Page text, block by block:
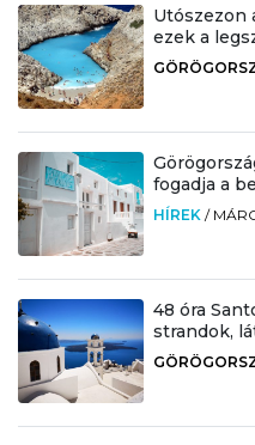
Utószezon
ezek a
fogadja a
HÍREK /
48 óra
strandok,